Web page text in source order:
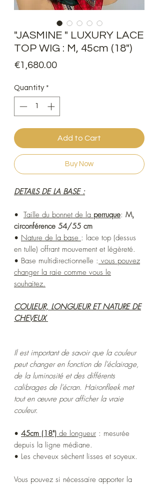
"JASMINE " LUXURY LACE
TOP WIG : M, 45cm (18")
€1,680.00Price
Quantity *
Add to Cart
Buy Now
DETAILS DE LA BASE :
• Taille du bonnet de la perruque: M,
circonférence 54/55 cm
• Nature de la base : lace top (dessus
en tulle) offrant mouvement et légèreté.
• Base multidirectionnelle : vous pouvez
changer la raie comme vous le
souhaitez.
COULEUR, LONGUEUR ET NATURE DE
CHEVEUX
Il est important de savoir que la couleur
peut changer en fonction de l'éclairage,
de la luminosité et des différents
calibrages de l'écran. Haironfleek met
tout en œuvre pour afficher la vraie
couleur.
• 45cm (18") de longueur : mesurée
depuis la ligne médiane.
• Les cheveux sèchent lisses et soyeux.
Vous pouvez si nécessaire apporter la